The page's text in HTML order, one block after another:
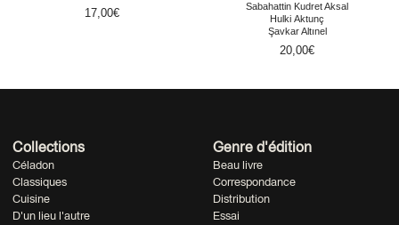
17,00€
Sabahattin Kudret Aksal
Hulki Aktunç
Şavkar Altınel
20,00€
Collections
Céladon
Classiques
Cuisine
D'un lieu l'autre
Genre d'édition
Beau livre
Correspondance
Distribution
Essai